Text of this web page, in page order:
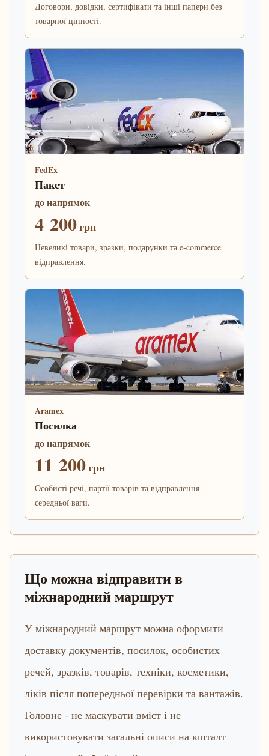
Договори, довідки, сертифікати та інші папери без
товарної цінності.
FedEx
Пакет
до напрямок
4 200грн
Невеликі товари, зразки, подарунки та e-commerce
відправлення.
Aramex
Посилка
до напрямок
11 200грн
Особисті речі, партії товарів та відправлення
середньої ваги.
Що можна відправити в
міжнародний маршрут
У міжнародний маршрут можна оформити
доставку документів, посилок, особистих
речей, зразків, товарів, техніки, косметики,
ліків після попередньої перевірки та вантажів.
Головне - не маскувати вміст і не
використовувати загальні описи на кшталт